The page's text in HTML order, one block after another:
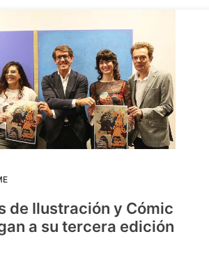
de Ilustración y Cómic
a su tercera edición